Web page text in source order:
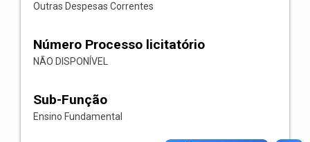
Outras Despesas Correntes
Número Processo licitatório
NÃO DISPONÍVEL
Sub-Função
Ensino Fundamental